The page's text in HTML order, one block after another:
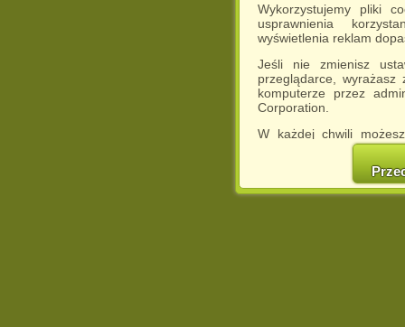
Wykorzystujemy pliki
usprawnienia
wyświetlenia reklam
Jeśli nie zmienisz
przeglądarce,
komputerze przez
Corporation.
W każdej chwili
cookies w swojej
w naszej
http://chomikuj.pl/